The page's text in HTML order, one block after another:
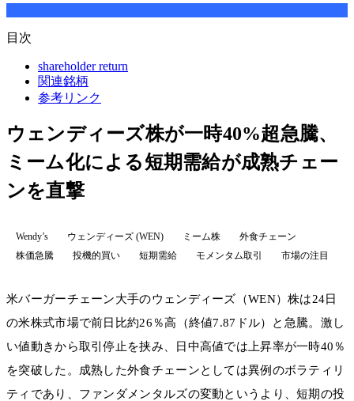
目次
shareholder return
関連銘柄
参考リンク
ウェンディーズ株が一時40%超急騰、
ミーム化による短期需給が成熟チェー
ンを直撃
Wendy’s ウェンディーズ (WEN) ミーム株
外食チェーン
株価急騰
投機的買い 短期需給 モメンタム取引 市場の注目
米バーガーチェーン大手のウェンディーズ（WEN）株は24日
の米株式市場で前日比約26％高（終値7.87ドル）と急騰。激し
い値動きから取引停止を挟み、日中高値では上昇率が一時40％
を突破した。成熟した外食チェーンとしては異例のボラティリ
ティであり、ファンダメンタルズの変動というより、短期の投